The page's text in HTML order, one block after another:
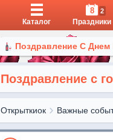
Каталог
8 2
Праздники
Поздравление С
Поздравление с
Открыткиок Важные